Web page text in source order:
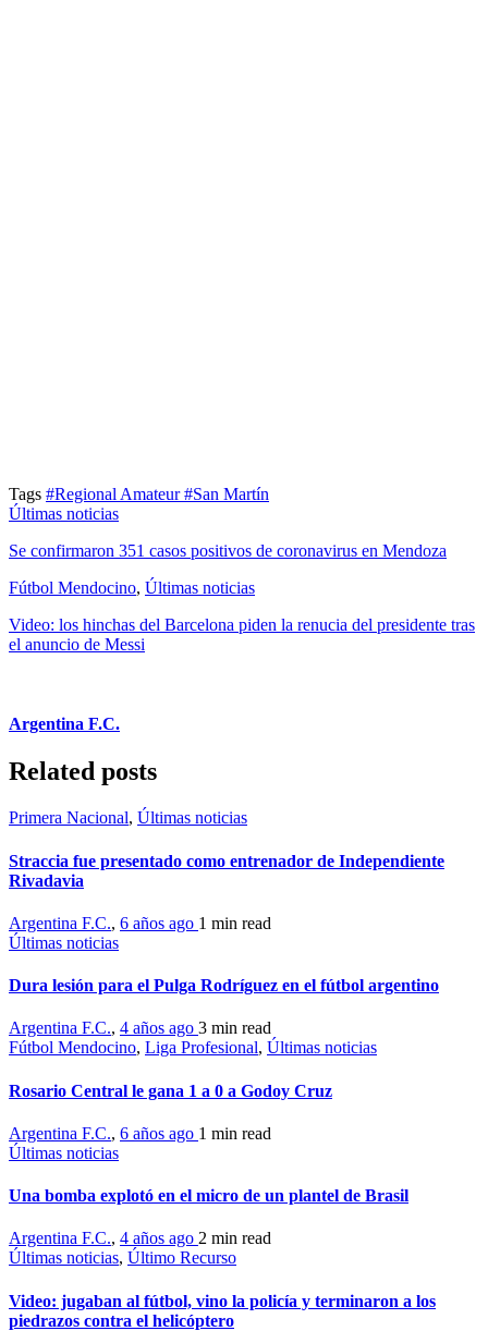
Tags #Regional Amateur#San Martín
Últimas noticias
Se confirmaron 351 casos positivos de coronavirus en Mendoza
Fútbol Mendocino, Últimas noticias
Video: los hinchas del Barcelona piden la renucia del presidente tras
el anuncio de Messi
Argentina F.C.
Related posts
Primera Nacional, Últimas noticias
Straccia fue presentado como entrenador de Independiente
Rivadavia
Argentina F.C., 6 años ago 1 min read
Últimas noticias
Dura lesión para el Pulga Rodríguez en el fútbol argentino
Argentina F.C., 4 años ago 3 min read
Fútbol Mendocino, Liga Profesional, Últimas noticias
Rosario Central le gana 1 a 0 a Godoy Cruz
Argentina F.C., 6 años ago 1 min read
Últimas noticias
Una bomba explotó en el micro de un plantel de Brasil
Argentina F.C., 4 años ago 2 min read
Últimas noticias, Último Recurso
Video: jugaban al fútbol, vino la policía y terminaron a los
piedrazos contra el helicóptero